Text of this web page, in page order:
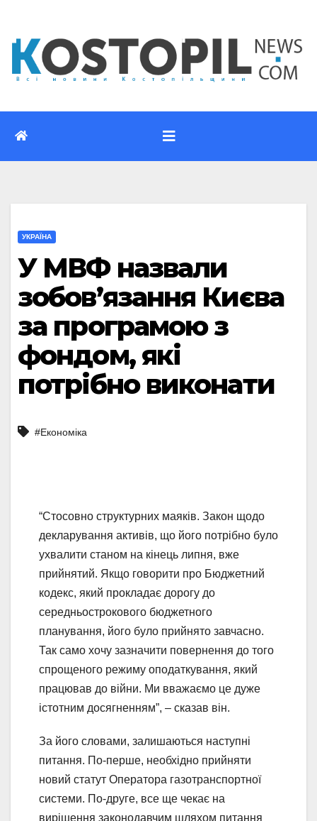
вмісту
УКРАЇНА
У МВФ назвали
зобов’язання Києва
за програмою з
фондом, які
потрібно виконати
#Економіка
“Стосовно структурних маяків. Закон щодо
декларування активів, що його потрібно було
ухвалити станом на кінець липня, вже
прийнятий. Якщо говорити про Бюджетний
кодекс, який прокладає дорогу до
середньострокового бюджетного
планування, його було прийнято завчасно.
Так само хочу зазначити повернення до того
спрощеного режиму оподаткування, який
працював до війни. Ми вважаємо це дуже
істотним досягненням”, – сказав він.
За його словами, залишаються наступні
питання. По-перше, необхідно прийняти
новий статут Оператора газотранспортної
системи. По-друге, все ще чекає на
вирішення законодавчим шляхом питання